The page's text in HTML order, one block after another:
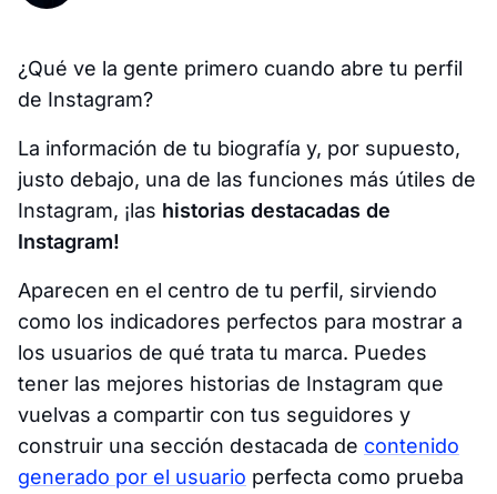
¿Qué ve la gente primero cuando abre tu perfil
de Instagram?
La información de tu biografía y, por supuesto,
justo debajo, una de las funciones más útiles de
Instagram, ¡las historias destacadas de
Instagram!
Aparecen en el centro de tu perfil, sirviendo
como los indicadores perfectos para mostrar a
los usuarios de qué trata tu marca. Puedes
tener las mejores historias de Instagram que
vuelvas a compartir con tus seguidores y
construir una sección destacada de contenido
generado por el usuario perfecta como prueba